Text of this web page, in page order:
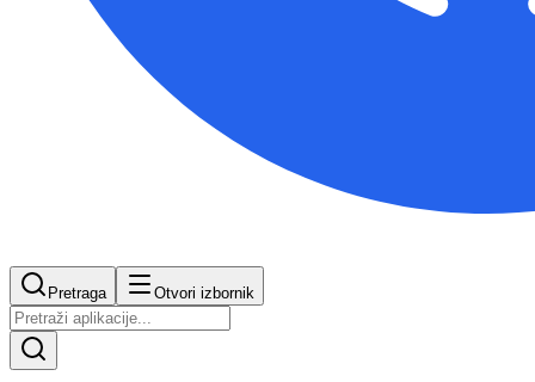
Pretraga Otvori izbornik